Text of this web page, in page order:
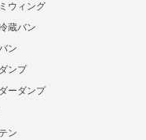
ウィング
蔵バン
ン
ンプ
ーダンプ
ン